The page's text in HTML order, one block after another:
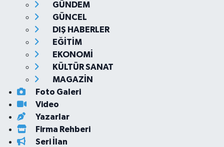
GÜNDEM
GÜNCEL
DIŞ HABERLER
EĞİTİM
EKONOMİ
KÜLTÜR SANAT
MAGAZİN
Foto Galeri
Video
Yazarlar
Firma Rehberi
Seri İlan